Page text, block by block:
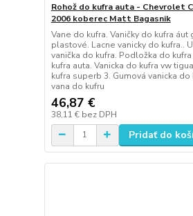
Rohož do kufra auta - Chevrolet
2006 koberec Matt Bagasnik
Vane do kufra. Vaničky do kufra áut
plastové. Lacne vanicky do kufra..
vanička do kufra. Podložka do kufra
kufra auta. Vanicka do kufra vw
kufra superb 3. Gumová vanicka do
vana do kufru
46,87 €
38,11 € bez DPH
Pridať do